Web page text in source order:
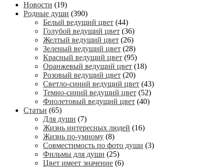
Новости (19)
Родные души (390)
Белый ведущий цвет (44)
Голубой ведущий цвет (36)
Желтый ведущий цвет (26)
Зеленый ведущий цвет (28)
Красный ведущий цвет (95)
Оранжевый ведущий цвет (18)
Розовый ведущий цвет (20)
Светло-синий ведущий цвет (43)
Темно-синий ведущий цвет (52)
Фиолетовый ведущий цвет (40)
Статьи (65)
Для души (7)
Жизнь интересных людей (16)
Жизнь по-умному (8)
Совместимость по фото души (3)
Фильмы для души (25)
Цвет имеет значение (6)